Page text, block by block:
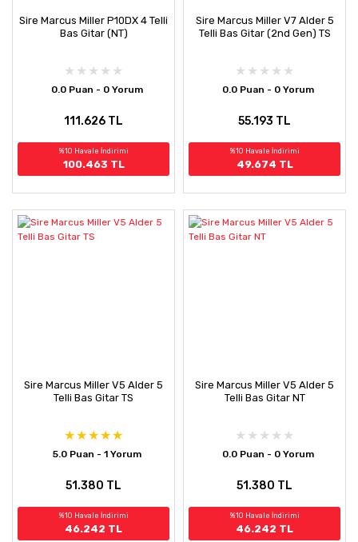
Sire Marcus Miller P10DX 4 Telli
Bas Gitar (NT)
0.0 Puan - 0 Yorum
111.626 TL
%10 Havale İndirimi
100.463 TL
Sire Marcus Miller V7 Alder 5
Telli Bas Gitar (2nd Gen) TS
0.0 Puan - 0 Yorum
55.193 TL
%10 Havale İndirimi
49.674 TL
Sire Marcus Miller V5 Alder 5
Telli Bas Gitar TS
5.0 Puan - 1 Yorum
51.380 TL
%10 Havale İndirimi
46.242 TL
Sire Marcus Miller V5 Alder 5
Telli Bas Gitar NT
0.0 Puan - 0 Yorum
51.380 TL
%10 Havale İndirimi
46.242 TL